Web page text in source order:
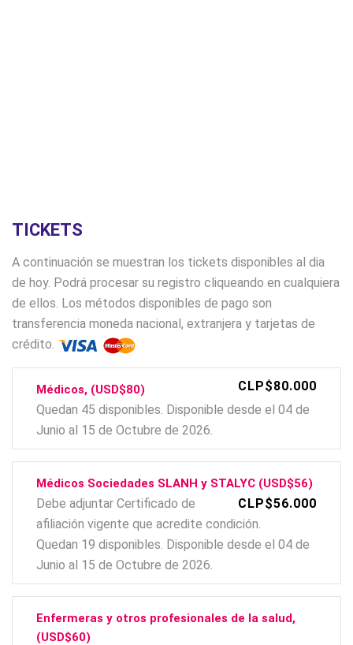
TICKETS
A continuación se muestran los tickets disponibles al dia
de hoy. Podrá procesar su registro cliqueando en cualquiera
de ellos. Los métodos disponibles de pago son
transferencia moneda nacional, extranjera y tarjetas de
crédito.
Médicos, (USD$80)
CLP$80.000
Quedan 45 disponibles. Disponible desde el 04 de
Junio al 15 de Octubre de 2026.
Médicos Sociedades SLANH y STALYC (USD$56)
CLP$56.000
Debe adjuntar Certificado de
afiliación vigente que acredite condición.
Quedan 19 disponibles. Disponible desde el 04 de
Junio al 15 de Octubre de 2026.
Enfermeras y otros profesionales de la salud,
(USD$60)